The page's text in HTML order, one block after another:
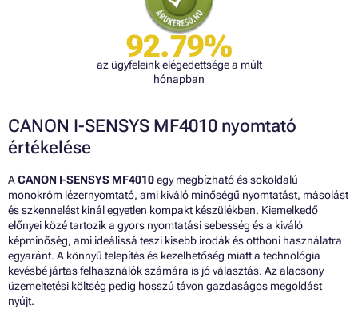
92.79%
az ügyfeleink elégedettsége a múlt
hónapban
CANON I-SENSYS MF4010 nyomtató
értékelése
ACANON I-SENSYS MF4010egy megbízható és sokoldalú
monokróm lézernyomtató, ami kiváló minőségű nyomtatást, másolást
és szkennelést kínál egyetlen kompakt készülékben. Kiemelkedő
előnyei közé tartozik a gyors nyomtatási sebesség és a kiváló
képminőség, ami ideálissá teszi kisebb irodák és otthoni használatra
egyaránt. A könnyű telepítés és kezelhetőség miatt a technológia
kevésbé jártas felhasználók számára is jó választás. Az alacsony
üzemeltetési költség pedig hosszú távon gazdaságos megoldást
nyújt.